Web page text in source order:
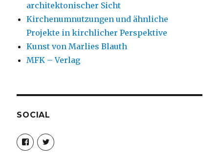
architektonischer Sicht
Kirchenumnutzungen und ähnliche
Projekte in kirchlicher Perspektive
Kunst von Marlies Blauth
MFK – Verlag
SOCIAL
Profil
von
christoph.fleischer1
Profil
von